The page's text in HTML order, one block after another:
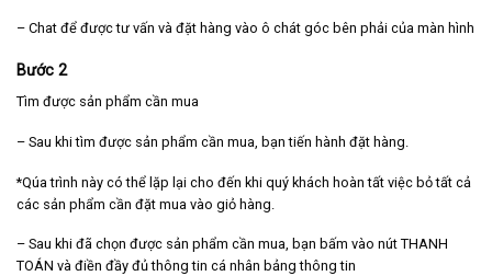
– Chat để được tư vấn và đặt hàng vào ô chát góc bên phải của màn hình
Bước 2
Tìm được sản phẩm cần mua
– Sau khi tìm được sản phẩm cần mua, bạn tiến hành đặt hàng.
*Qúa trình này có thể lặp lại cho đến khi quý khách hoàn tất việc bỏ tất cả
các sản phẩm cần đặt mua vào giỏ hàng.
– Sau khi đã chọn được sản phẩm cần mua, bạn bấm vào nút THANH
TOÁN và điền đầy đủ thông tin cá nhân bảng thông tin